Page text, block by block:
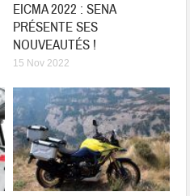
EICMA 2022 : SENA
PRÉSENTE SES
NOUVEAUTÉS !
15 Nov 2022